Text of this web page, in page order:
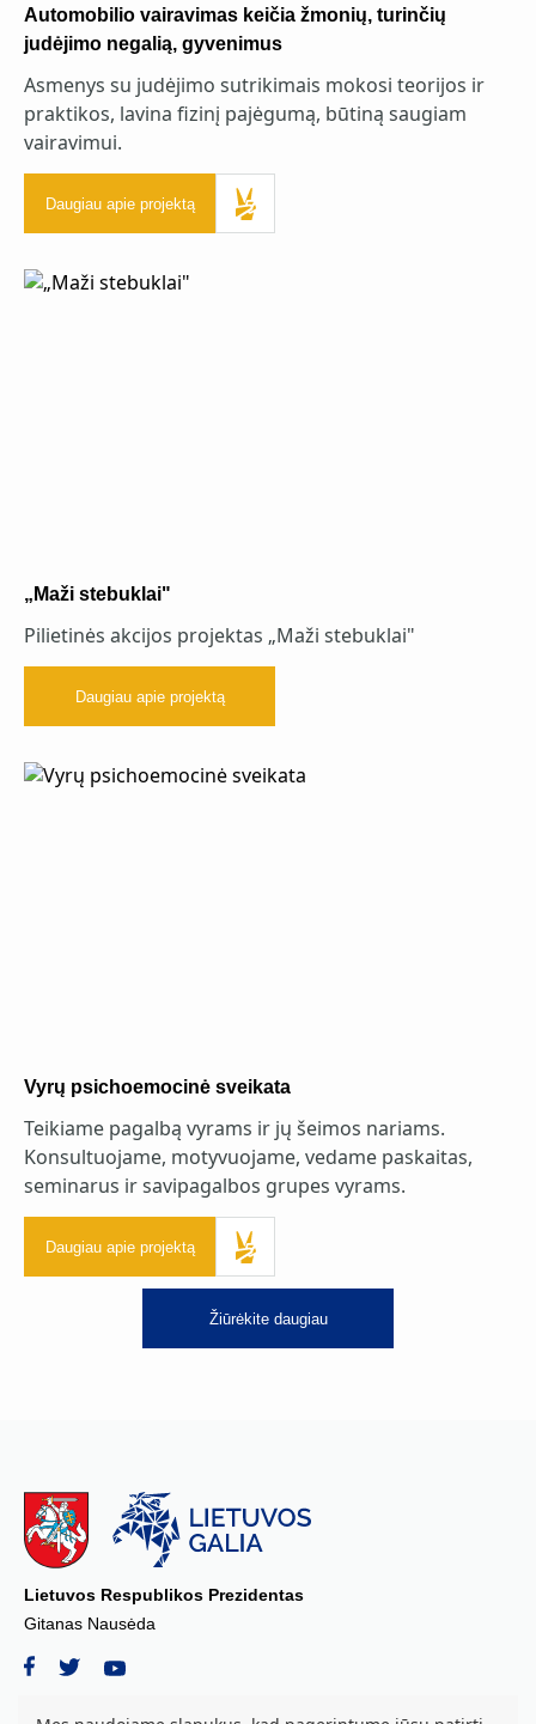
Automobilio vairavimas keičia žmonių, turinčių
judėjimo negalią, gyvenimus
Asmenys su judėjimo sutrikimais mokosi teorijos ir
praktikos, lavina fizinį pajėgumą, būtiną saugiam
vairavimui.
Daugiau apie projektą
„Maži stebuklai"
Pilietinės akcijos projektas „Maži stebuklai"
Daugiau apie projektą
Vyrų psichoemocinė sveikata
Teikiame pagalbą vyrams ir jų šeimos nariams.
Konsultuojame, motyvuojame, vedame paskaitas,
seminarus ir savipagalbos grupes vyrams.
Daugiau apie projektą
Žiūrėkite daugiau
Lietuvos Respublikos Prezidentas
Gitanas Nausėda